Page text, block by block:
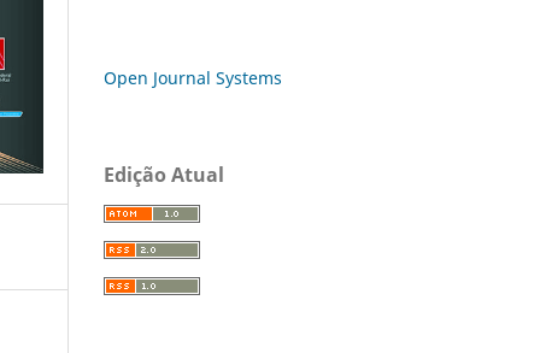
Open Journal Systems
Edição Atual